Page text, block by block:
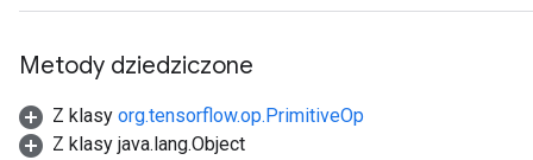
Metody dziedziczone
Z klasy org.tensorflow.op.PrimitiveOp
Z klasy java.lang.Object